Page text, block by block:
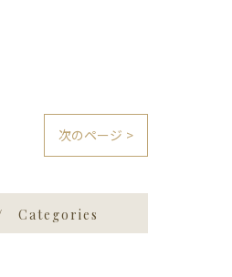
次のページ >
Categories